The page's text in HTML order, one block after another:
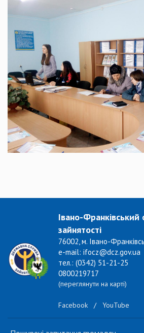
Івано-
зайнятості
76002, м. Івано-
e-mail: ifocz@dcz.gov.ua
тел.: (0342) 51-21-25
0800219717
(переглянути на карті)
Facebook / YouTube